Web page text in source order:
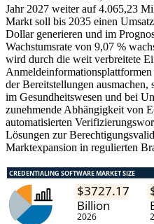
Jahr 2027 weiter auf 4.065,23
Markt soll bis 2035 einen
Dollar generieren und im
Wachstumsrate von 9,07 %
wird durch die weit verbreitete
der Bereitstellungen
im Gesundheitswesen und bei
zunehmende Abhängigkeit von
automatisierten
Lösungen zur
Marktexpansion in regulierten